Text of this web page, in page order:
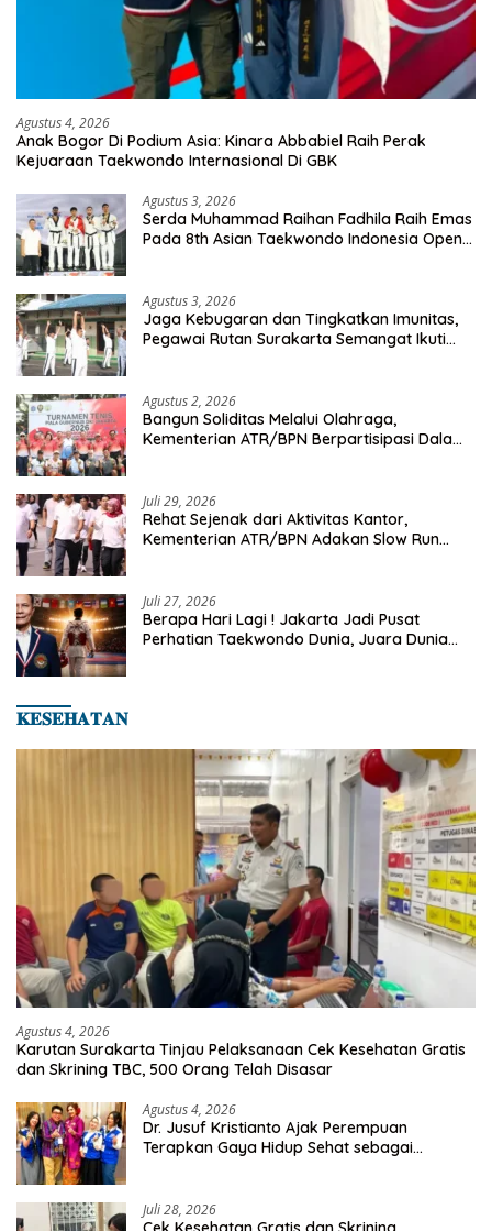
Agustus 4, 2026
Anak Bogor Di Podium Asia: Kinara Abbabiel Raih Perak
Kejuaraan Taekwondo Internasional Di GBK
Agustus 3, 2026
Serda Muhammad Raihan Fadhila Raih Emas
Pada 8th Asian Taekwondo Indonesia Open
Agustus 3, 2026
Jaga Kebugaran dan Tingkatkan Imunitas,
Pegawai Rutan Surakarta Semangat Ikuti
Agustus 2, 2026
Bangun Soliditas Melalui Olahraga,
Kementerian ATR/BPN Berpartisipasi Dalam
Juli 29, 2026
Rehat Sejenak dari Aktivitas Kantor,
Kementerian ATR/BPN Adakan Slow Run
Juli 27, 2026
Berapa Hari Lagi ! Jakarta Jadi Pusat
Perhatian Taekwondo Dunia, Juara Dunia
𝐊𝐄𝐒𝐄𝐇𝐀𝐓𝐀𝐍
Agustus 4, 2026
Karutan Surakarta Tinjau Pelaksanaan Cek Kesehatan Gratis
dan Skrining TBC, 500 Orang Telah Disasar
Agustus 4, 2026
Dr. Jusuf Kristianto Ajak Perempuan
Terapkan Gaya Hidup Sehat sebagai
Juli 28, 2026